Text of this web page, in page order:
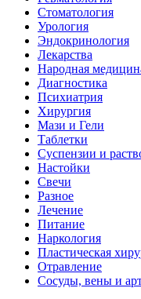
Стоматология
Урология
Эндокринология
Лекарства
Народная
Диагностика
Психиатрия
Хирургия
Мази и Гели
Таблетки
Суспензии и
Настойки
Свечи
Разное
Лечение
Питание
Наркология
Пластическая
Отравление
Сосуды, вены и